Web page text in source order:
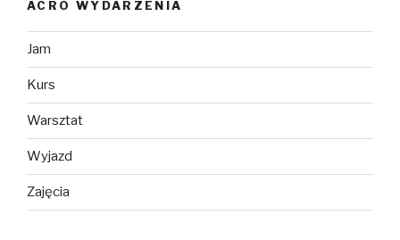
ACRO WYDARZENIA
Jam
Kurs
Warsztat
Wyjazd
Zajęcia